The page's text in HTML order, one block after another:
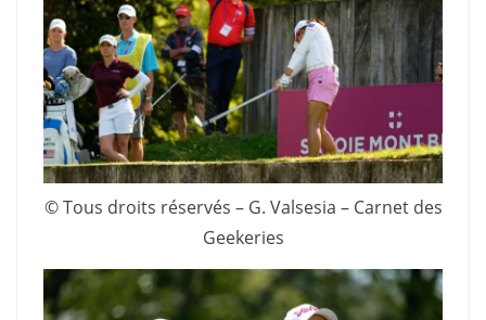
© Tous droits réservés – G. Valsesia – Carnet des
Geekeries